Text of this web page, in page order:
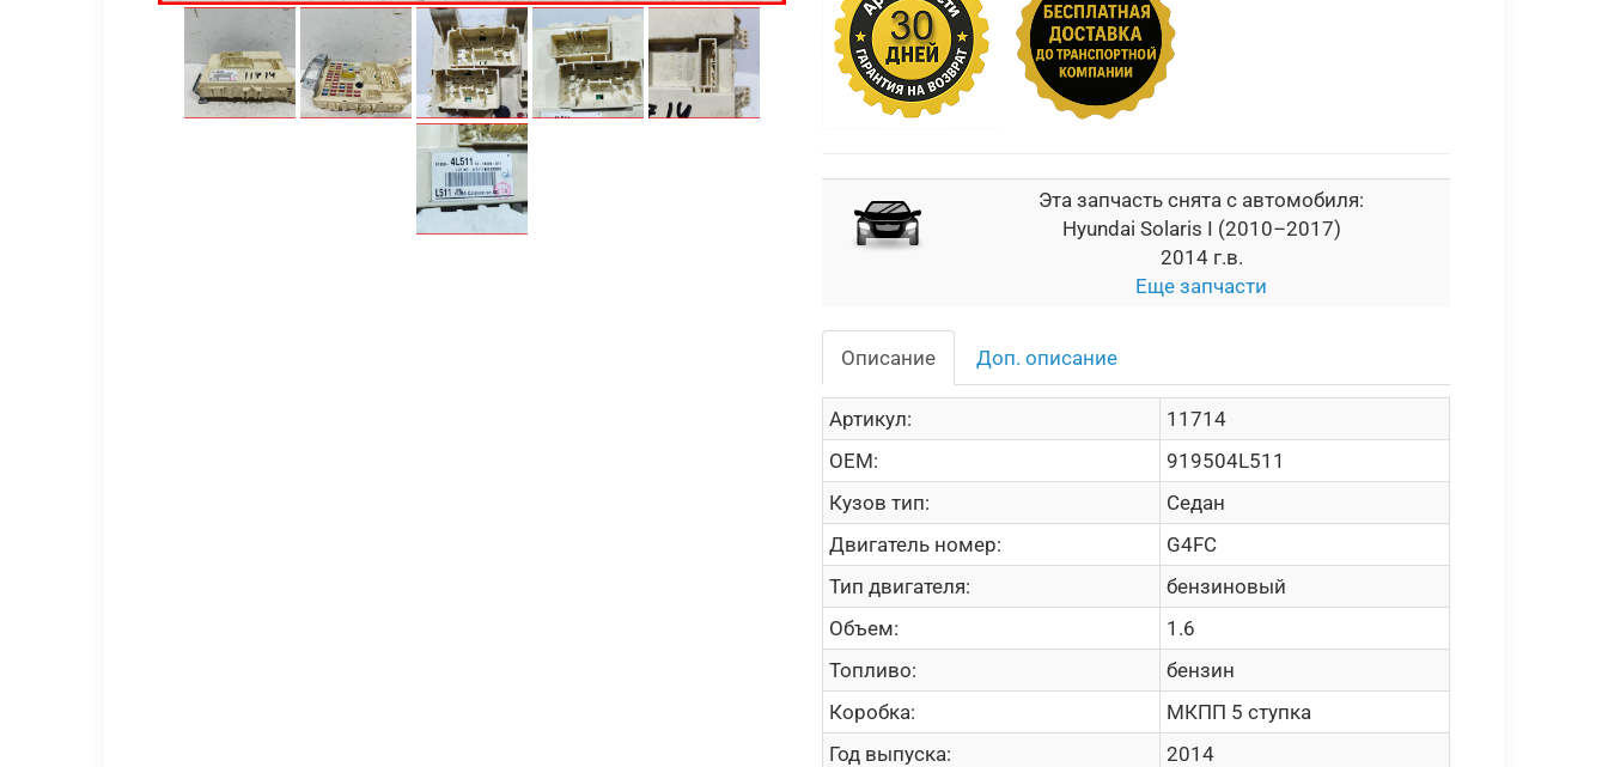
Эта запчасть снята с автомобиля:
Hyundai Solaris I (2010–2017)
2014 г.в.
Еще запчасти
Описание Доп. описание
Артикул:
11714
OEM:
919504L511
Кузов тип:
Седан
Двигатель номер:
G4FC
Тип двигателя:
бензиновый
Объем:
1.6
Топливо:
бензин
Коробка:
МКПП 5 ступка
Год выпуска:
2014